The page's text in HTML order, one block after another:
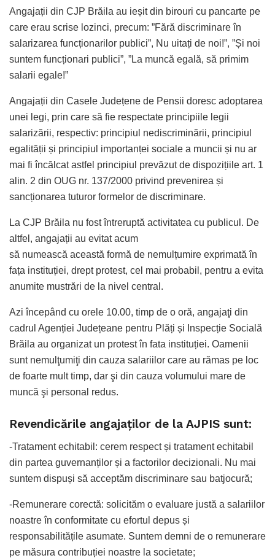
Angajații din CJP Brăila au ieșit din birouri cu pancarte pe
care erau scrise lozinci, precum: ”Fără discriminare în
salarizarea funcționarilor publici”, Nu uitați de noi!”, ”Și noi
suntem funcționari publici”, ”La muncă egală, să primim
salarii egale!”
Angajații din Casele Județene de Pensii doresc adoptarea
unei legi, prin care să fie respectate principiile legii
salarizării, respectiv: principiul nediscriminării, principiul
egalității și principiul importanței sociale a muncii și nu ar
mai fi încălcat astfel principiul prevăzut de dispozițiile art. 1
alin. 2 din OUG nr. 137/2000 privind prevenirea și
sancționarea tuturor formelor de discriminare.
La CJP Brăila nu fost întreruptă activitatea cu publicul. De
altfel, angajații au evitat acum
să numească această formă de nemulțumire exprimată în
fața instituției, drept protest, cel mai probabil, pentru a evita
anumite mustrări de la nivel central.
Azi începând cu orele 10.00, timp de o oră, angajaţi din
cadrul Agenției Județeane pentru Plăți și Inspecție Socială
Brăila au organizat un protest în fata instituției. Oamenii
sunt nemulţumiţi din cauza salariilor care au rămas pe loc
de foarte mult timp, dar şi din cauza volumului mare de
muncă şi personal redus.
Revendicările angajaților de la AJPIS sunt:
-Tratament echitabil: cerem respect și tratament echitabil
din partea guvernanților și a factorilor decizionali. Nu mai
suntem dispuși să acceptăm discriminare sau batjocură;
-Remunerare corectă: solicităm o evaluare justă a salariilor
noastre în conformitate cu efortul depus și
responsabilitățile asumate. Suntem demni de o remunerare
pe măsura contribuției noastre la societate;